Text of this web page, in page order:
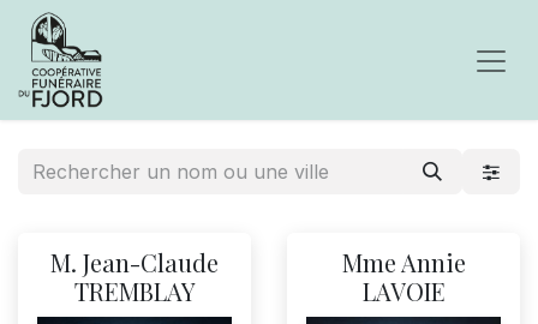
M. Jean-Claude
TREMBLAY
Mme Annie
LAVOIE